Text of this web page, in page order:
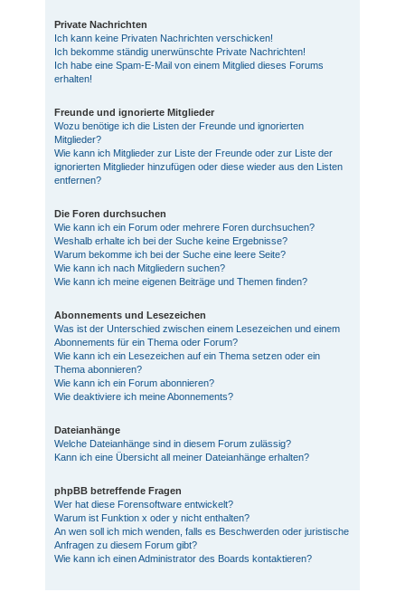
Private Nachrichten
Ich kann keine Privaten Nachrichten verschicken!
Ich bekomme ständig unerwünschte Private Nachrichten!
Ich habe eine Spam-E-Mail von einem Mitglied dieses Forums
erhalten!
Freunde und ignorierte Mitglieder
Wozu benötige ich die Listen der Freunde und ignorierten
Mitglieder?
Wie kann ich Mitglieder zur Liste der Freunde oder zur Liste der
ignorierten Mitglieder hinzufügen oder diese wieder aus den Listen
entfernen?
Die Foren durchsuchen
Wie kann ich ein Forum oder mehrere Foren durchsuchen?
Weshalb erhalte ich bei der Suche keine Ergebnisse?
Warum bekomme ich bei der Suche eine leere Seite?
Wie kann ich nach Mitgliedern suchen?
Wie kann ich meine eigenen Beiträge und Themen finden?
Abonnements und Lesezeichen
Was ist der Unterschied zwischen einem Lesezeichen und einem
Abonnements für ein Thema oder Forum?
Wie kann ich ein Lesezeichen auf ein Thema setzen oder ein
Thema abonnieren?
Wie kann ich ein Forum abonnieren?
Wie deaktiviere ich meine Abonnements?
Dateianhänge
Welche Dateianhänge sind in diesem Forum zulässig?
Kann ich eine Übersicht all meiner Dateianhänge erhalten?
phpBB betreffende Fragen
Wer hat diese Forensoftware entwickelt?
Warum ist Funktion x oder y nicht enthalten?
An wen soll ich mich wenden, falls es Beschwerden oder juristische
Anfragen zu diesem Forum gibt?
Wie kann ich einen Administrator des Boards kontaktieren?